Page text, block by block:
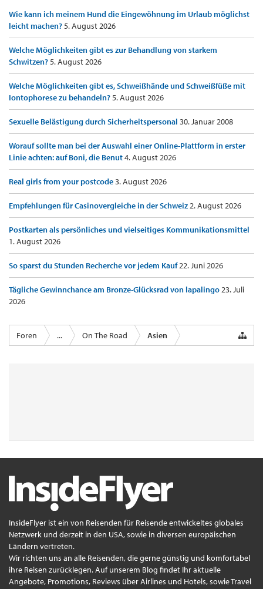
Wie kann ich meinem Hund die Eingewöhnung im Urlaub möglichst
leicht machen?5. August 2026
Welche Möglichkeiten gibt es zur Behandlung von starkem
Schwitzen?5. August 2026
Welche Möglichkeiten gibt es, Schweißhände und Schweißfüße mit
Iontophorese zu behandeln?5. August 2026
Sexuelle Belästigung durch Sicherheitspersonal 30. Januar 2008
Worauf sollte man bei der Auswahl einer Online-Plattform in erster
Linie achten: auf Boni, die Benut4. August 2026
Real girls from your postcode3. August 2026
Empfehlungen für Casinovergleiche in der Schweiz2. August 2026
Postkarten als persönliches und vielseitiges Kommunikationsmittel
1. August 2026
So sparst du Stunden Recherche vor jedem Kauf22. Juni 2026
Tägliche Gewinnchance am Bronze-Glücksrad von lapalingo23. Juli
2026
Foren ... On The Road Asien
InsideFlyer ist ein von Reisenden für Reisende entwickeltes globales
Netzwerk und derzeit in den USA, sowie in diversen europäischen
Ländern vertreten.
Wir richten uns an alle Reisenden, die gerne günstig und komfortabel
ihre Reisen zurücklegen. Auf unserem Blog findet Ihr aktuelle
Angebote, Promotions, Reviews über Airlines und Hotels, sowie Travel